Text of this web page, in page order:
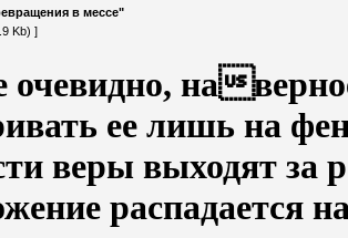
в мессе"
Kb) ]
очевидно, на
ее лишь на
веры выходят за
распадается